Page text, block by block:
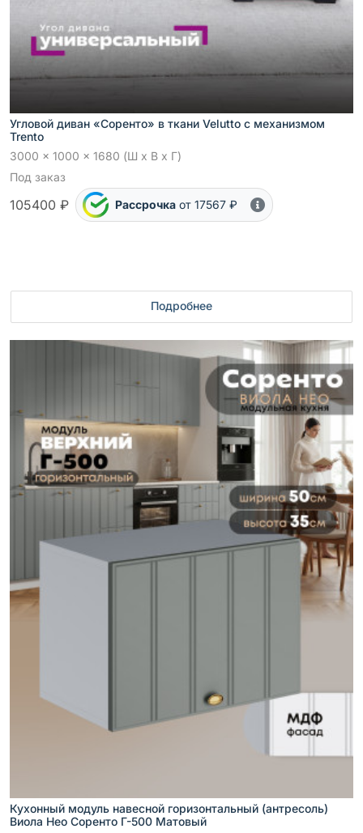
Угловой диван «Соренто» в ткани Velutto с механизмом
Trento
3000 x 1000 x 1680 (Ш x В x Г)
Под заказ
105400 ₽ Рассрочка от 17567 ₽
Подробнее
Кухонный модуль навесной горизонтальный (антресоль)
Виола Нео Соренто Г-500 Матовый